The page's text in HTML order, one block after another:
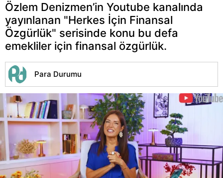
Özlem Denizmen’in Youtube kanalında
yayınlanan "Herkes İçin Finansal
Özgürlük" serisinde konu bu defa
emekliler için finansal özgürlük.
Para Durumu